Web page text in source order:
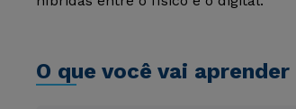
O que você vai aprender